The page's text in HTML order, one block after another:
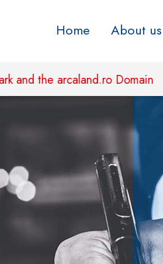
Home About us
arcaland.ro Domain